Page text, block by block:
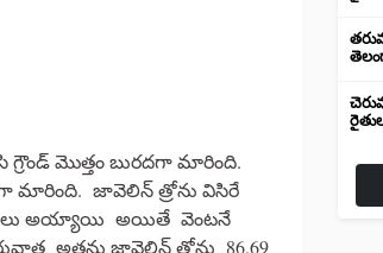
గ్రౌండ్ మొత్తం బురదగా మారింది.
మారింది. జావెలిన్ త్రోను విసిరే
అయ్యాయి అయితే వెంటనే
అతను జావెలిన్ త్రోను 86.69